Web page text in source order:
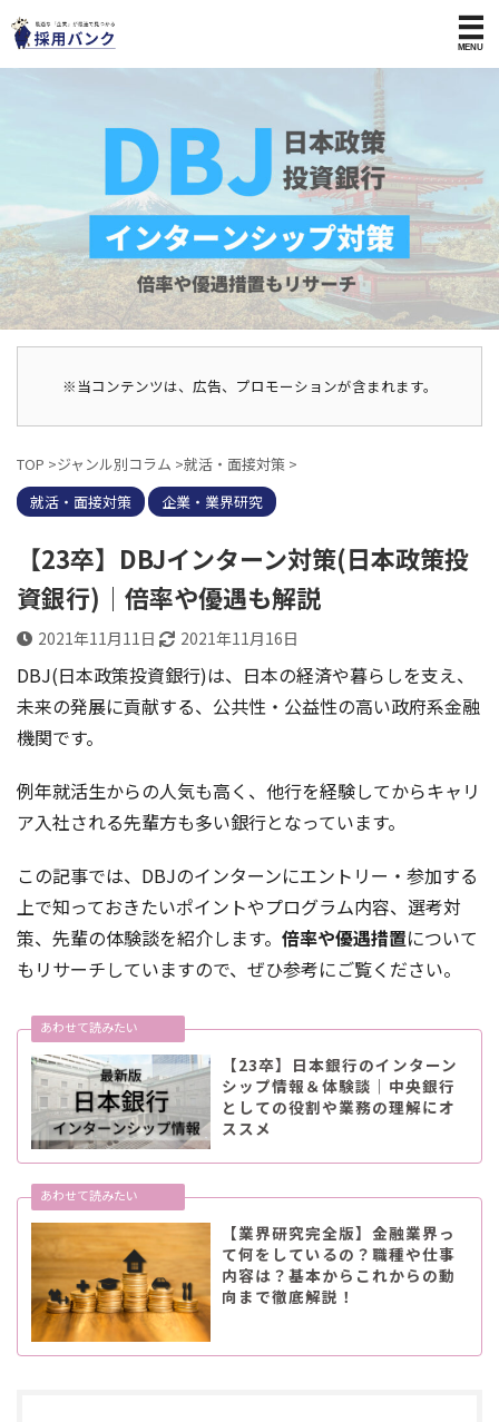
※当コンテンツは、広告、プロモーションが含まれます。
TOP >ジャンル別コラム >就活・面接対策 >
就活・面接対策
企業・業界研究
【23卒】DBJインターン対策(日本政策投
資銀行)｜倍率や優遇も解説
2021年11月11日 2021年11月16日
DBJ(日本政策投資銀行)は、日本の経済や暮らしを支え、
未来の発展に貢献する、公共性・公益性の高い政府系金融
機関です。
例年就活生からの人気も高く、他行を経験してからキャリ
ア入社される先輩方も多い銀行となっています。
この記事では、DBJのインターンにエントリー・参加する
上で知っておきたいポイントやプログラム内容、選考対
策、先輩の体験談を紹介します。 倍率や優遇措置について
もリサーチしていますので、ぜひ参考にご覧ください。
【23卒】日本銀行のインターン
シップ情報＆体験談｜中央銀行
としての役割や業務の理解にオ
ススメ
【業界研究完全版】金融業界っ
て何をしているの？職種や仕事
内容は？基本からこれからの動
向まで徹底解説！